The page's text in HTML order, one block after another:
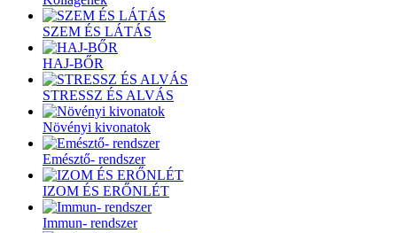
SZEM ÉS LÁTÁS
HAJ-BŐR
STRESSZ ÉS ALVÁS
Növényi kivonatok
Emésztő- rendszer
IZOM ÉS ERŐNLÉT
Immun- rendszer